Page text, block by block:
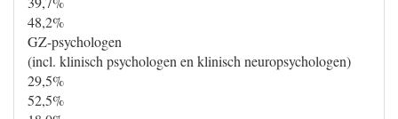
48,2%
GZ-psychologen
(incl. klinisch psychologen en klinisch neuropsychologen)
29,5%
52,5%